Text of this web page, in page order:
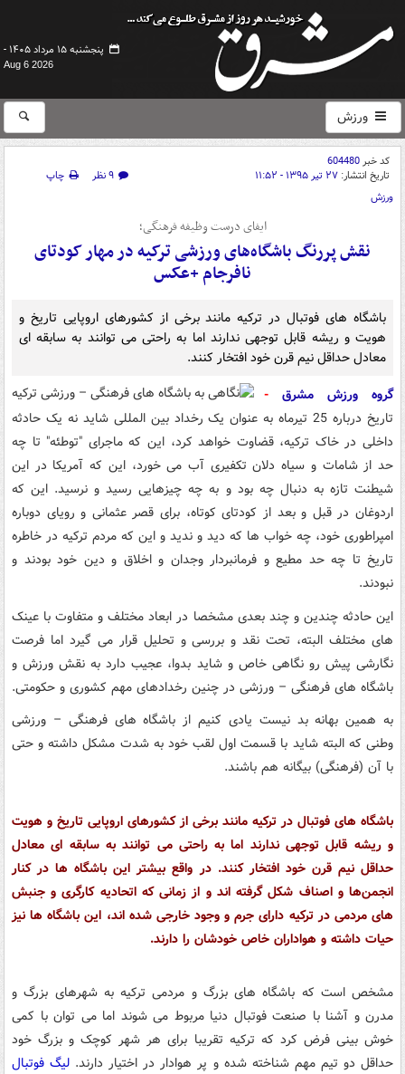
پنجشنبه ۱۵ مرداد ۱۴۰۵ -
Aug 6 2026
ورزش
کد خبر604480
تاریخ انتشار: ۲۷ تیر ۱۳۹۵ - ۱۱:۵۲ ۹ نظر
چاپ
ورزش
ایفای درست وظیفه فرهنگی؛
نقش پررنگ باشگاه‌های ورزشی ترکیه در مهار کودتای
نافرجام +عکس
باشگاه های فوتبال در ترکیه مانند برخی از کشورهای اروپایی تاریخ و
هویت و ریشه قابل توجهی ندارند اما به راحتی می توانند به سابقه ای
معادل حداقل نیم قرن خود افتخار کنند.
گروه ورزش مشرق -
تاریخ درباره 25 تیرماه به عنوان یک رخداد بین المللی شاید نه یک حادثه
داخلی در خاک ترکیه، قضاوت خواهد کرد، این که ماجرای "توطئه" تا چه
حد از شامات و سیاه دلان تکفیری آب می خورد، این که آمریکا در این
شیطنت تازه به دنبال چه بود و به چه چیزهایی رسید و نرسید. این که
اردوغان در قبل و بعد از کودتای کوتاه، برای قصر عثمانی و رویای دوباره
امپراطوری خود، چه خواب ها که دید و ندید و این که مردم ترکیه در خاطره
تاریخ تا چه حد مطیع و فرمانبردار وجدان و اخلاق و دین خود بودند و
نبودند.
این حادثه چندین و چند بعدی مشخصا در ابعاد مختلف و متفاوت با عینک
های مختلف البته، تحت نقد و بررسی و تحلیل قرار می گیرد اما فرصت
نگارشی پیش رو نگاهی خاص و شاید بدوا، عجیب دارد به نقش ورزش و
باشگاه های فرهنگی – ورزشی در چنین رخدادهای مهم کشوری و حکومتی.
به همین بهانه بد نیست یادی کنیم از باشگاه های فرهنگی – ورزشی
وطنی که البته شاید با قسمت اول لقب خود به شدت مشکل داشته و حتی
با آن (فرهنگی) بیگانه هم باشند.
باشگاه های فوتبال در ترکیه مانند برخی از کشورهای اروپایی تاریخ و هویت
و ریشه قابل توجهی ندارند اما به راحتی می توانند به سابقه ای معادل
حداقل نیم قرن خود افتخار کنند. در واقع بیشتر این باشگاه ها در کنار
انجمن‌ها و اصناف شکل گرفته اند و از زمانی که اتحادیه کارگری و جنبش
های مردمی در ترکیه دارای جرم و وجود خارجی شده اند، این باشگاه ها نیز
حیات داشته و هواداران خاص خودشان را دارند.
مشخص است که باشگاه های بزرگ و مردمی ترکیه به شهرهای بزرگ و
مدرن و آشنا با صنعت فوتبال دنیا مربوط می شوند اما می توان با کمی
خوش بینی فرض کرد که ترکیه تقریبا برای هر شهر کوچک و بزرگ خود
حداقل دو تیم مهم شناخته شده و پر هوادار در اختیار دارند. لیگ فوتبال